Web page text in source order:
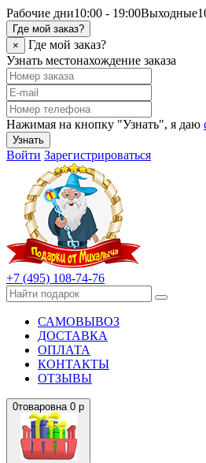
Рабочие дни10:00 - 19:00Выходные
Где мой заказ?
×
Где мой заказ?
Узнать местонахождение заказа
Нажимая на кнопку "Узнать", я даю
Узнать
Войти Зарегистрироваться
+7 (495) 108-74-76
САМОВЫВОЗ
ДОСТАВКА
ОПЛАТА
КОНТАКТЫ
ОТЗЫВЫ
0товаровна 0 р